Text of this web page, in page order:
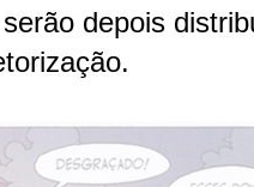
depois